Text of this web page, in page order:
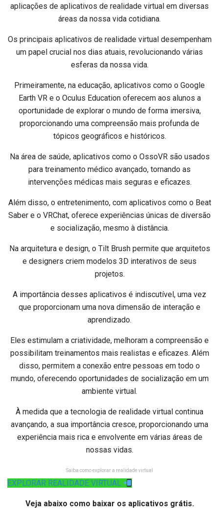
aplicações de aplicativos de realidade virtual em diversas
áreas da nossa vida cotidiana.
Os principais aplicativos de realidade virtual desempenham
um papel crucial nos dias atuais, revolucionando várias
esferas da nossa vida.
Primeiramente, na educação, aplicativos como o Google
Earth VR e o Oculus Education oferecem aos alunos a
oportunidade de explorar o mundo de forma imersiva,
proporcionando uma compreensão mais profunda de
tópicos geográficos e históricos.
Na área de saúde, aplicativos como o OssoVR são usados
para treinamento médico avançado, tornando as
intervenções médicas mais seguras e eficazes.
Além disso, o entretenimento, com aplicativos como o Beat
Saber e o VRChat, oferece experiências únicas de diversão
e socialização, mesmo à distância.
Na arquitetura e design, o Tilt Brush permite que arquitetos
e designers criem modelos 3D interativos de seus
projetos.
A importância desses aplicativos é indiscutível, uma vez
que proporcionam uma nova dimensão de interação e
aprendizado.
Eles estimulam a criatividade, melhoram a compreensão e
possibilitam treinamentos mais realistas e eficazes. Além
disso, permitem a conexão entre pessoas em todo o
mundo, oferecendo oportunidades de socialização em um
ambiente virtual.
À medida que a tecnologia de realidade virtual continua
avançando, a sua importância cresce, proporcionando uma
experiência mais rica e envolvente em várias áreas de
nossas vidas.
Saiba como explorar a realidade virtual
EXPLORAR REALIDADE VIRTUAL
Veja abaixo como baixar os aplicativos grátis.